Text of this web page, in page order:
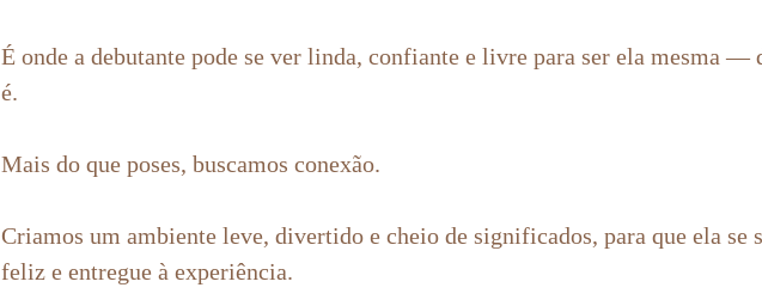
É onde a debutante pode se ver linda, confiante e livre para ser ela mesma —
é.
Mais do que poses, buscamos conexão.
Criamos um ambiente leve, divertido e cheio de significados, para que ela se
feliz e entregue à experiência.